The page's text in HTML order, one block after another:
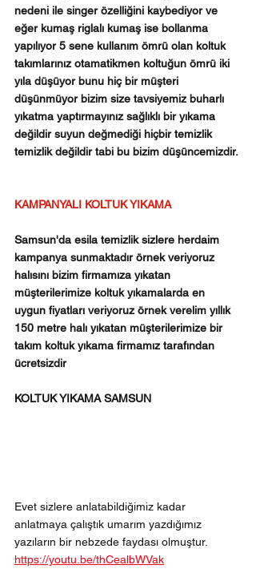
nedeni ile singer özelliğini kaybediyor ve
eğer kumaş riglalı kumaş ise bollanma
yapılıyor 5 sene kullanım ömrü olan koltuk
takımlarınız otamatikmen koltuğun ömrü iki
yıla düşüyor bunu hiç bir müşteri
düşünmüyor bizim size tavsiyemiz buharlı
yıkatma yaptırmayınız sağlıklı bir yıkama
değildir suyun değmediği hiçbir temizlik
temizlik değildir tabi bu bizim düşüncemizdir.
KAMPANYALI KOLTUK YIKAMA
Samsun'da esila temizlik sizlere herdaim
kampanya sunmaktadır örnek veriyoruz
halısını bizim firmamıza yıkatan
müşterilerimize koltuk yıkamalarda en
uygun fiyatları veriyoruz örnek verelim yıllık
150 metre halı yıkatan müşterilerimize bir
takım koltuk yıkama firmamız tarafından
ücretsizdir
KOLTUK YIKAMA SAMSUN
Evet sizlere anlatabildiğimiz kadar
anlatmaya çalıştık umarım yazdığımız
yazıların bir nebzede faydası olmuştur.
https://youtu.be/thCealbWVak